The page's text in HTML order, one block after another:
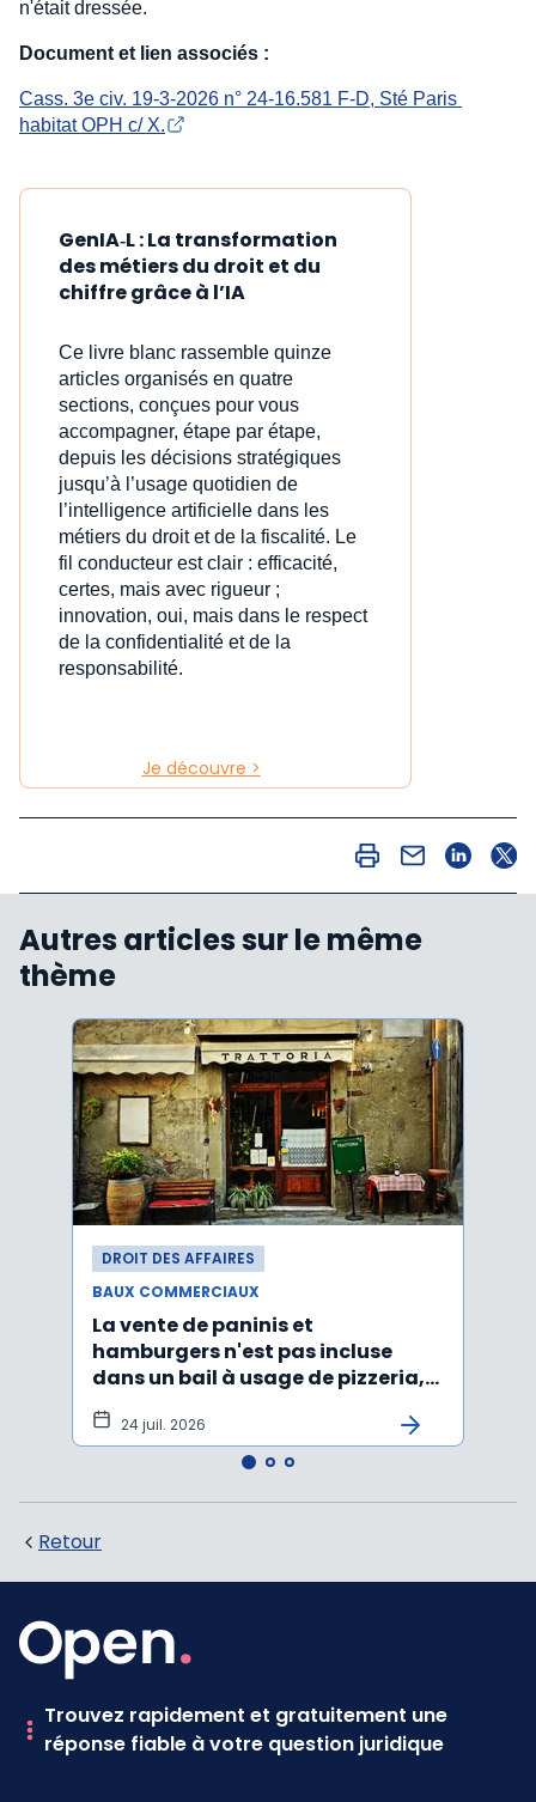
n'était dressée.
Document et lien associés :
Cass. 3e civ. 19-3-2026 n° 24-16.581 F-D, Sté Paris
habitat OPH c/ X.
GenIA‑L : La transformation
des métiers du droit et du
chiffre grâce à l’IA
Ce livre blanc rassemble quinze
articles organisés en quatre
sections, conçues pour vous
accompagner, étape par étape,
depuis les décisions stratégiques
jusqu’à l’usage quotidien de
l’intelligence artificielle dans les
métiers du droit et de la fiscalité. Le
fil conducteur est clair : efficacité,
certes, mais avec rigueur ;
innovation, oui, mais dans le respect
de la confidentialité et de la
responsabilité.
Je découvre >
Autres articles sur le même
thème
DROIT DES AFFAIRES
BAUX COMMERCIAUX
La vente de paninis et
hamburgers n'est pas incluse
dans un bail à usage de pizzeria,
pâtes, salades
24 juil. 2026
Retour
Trouvez rapidement et gratuitement une
réponse fiable à votre question juridique